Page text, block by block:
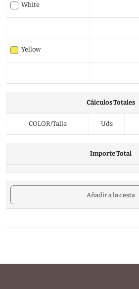
White
Yellow
Cálculos Totales
COLOR/Talla Uds
Importe Total
Añadir a la cesta